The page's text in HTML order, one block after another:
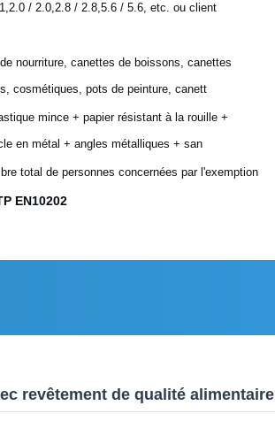
/ 2.0,2.8 / 2.8,5.6 / 5.6, etc. ou client
nourriture, canettes de boissons, canettes
cosmétiques, pots de peinture, canett
mince + papier résistant à la rouille +
en métal + angles métalliques + san
total de personnes concernées par l'exemption
EN10202
revêtement de qualité alimentaire